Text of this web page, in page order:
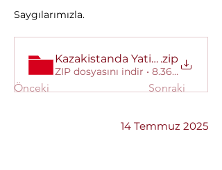
Önceki Sonraki
Saygılarımızla.
Kazakistanda Yatirim Projeleri
.zip
ZIP dosyasını indir • 8.36MB
14 Temmuz 2025